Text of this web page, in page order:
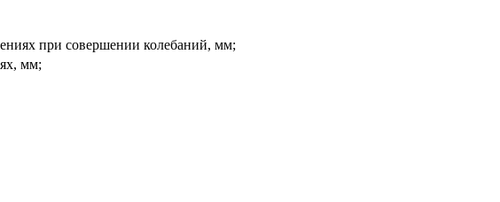
при совершении колебаний, мм;
мм;